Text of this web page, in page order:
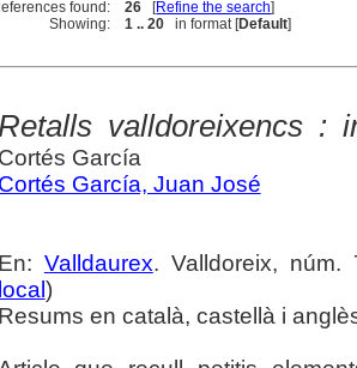
found:
26 [Refine the search]
Showing:
1 .. 20 in format [Default]
Retalls valldoreixencs :
Cortés García
Cortés García, Juan José
En: Valldaurex. Valldoreix,
local )
Resums en català, castellà i